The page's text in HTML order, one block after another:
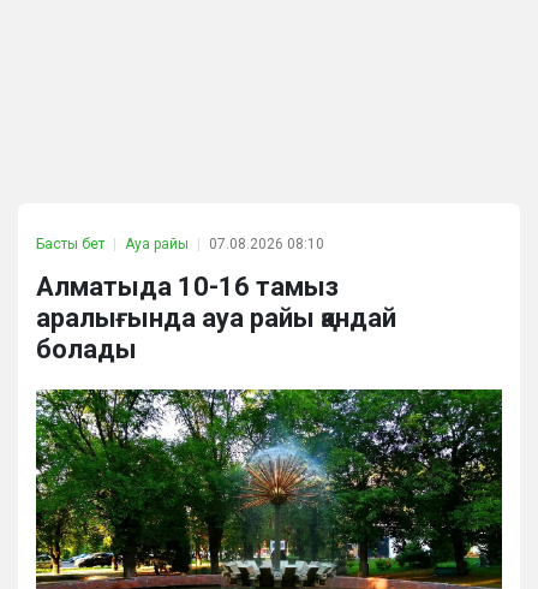
Басты бет Ауа райы 07.08.2026 08:10
Алматыда 10-16 тамыз
аралығында ауа райы қандай
болады